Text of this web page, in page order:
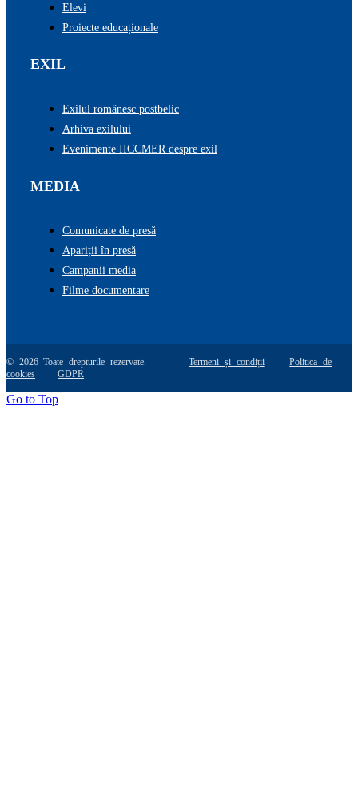
Elevi
Proiecte educaționale
EXIL
Exilul românesc postbelic
Arhiva exilului
Evenimente IICCMER despre exil
MEDIA
Comunicate de presă
Apariții în presă
Campanii media
Filme documentare
© 2026 Toate drepturile rezervate.Termeni și condiții
Politica de
cookies
GDPR
Go to Top